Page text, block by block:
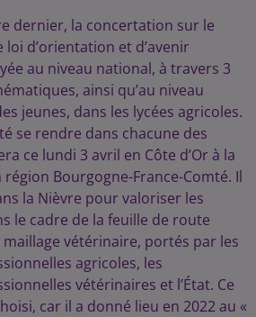
dernier, la concertation sur le
d’orientation et d’avenir
au niveau national, à travers 3
ainsi qu’au niveau
jeunes, dans les lycées agricoles.
se rendre dans chacune des
ce lundi 3 avril en Côte d’Or à la
Bourgogne-France-Comté. Il
la Nièvre pour valoriser les
le cadre de la feuille de route
vétérinaire, portés par les
agricoles, les
vétérinaires et l’État. Ce
car il a donné lieu en 2022 au «